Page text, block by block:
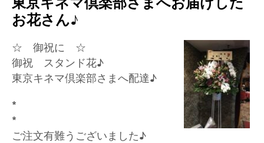
お花さん♪
☆ 御祝に ☆
御祝 スタンド花♪
東京キネマ倶楽部さまへ配達♪
*
*
ご注文有難うございました♪